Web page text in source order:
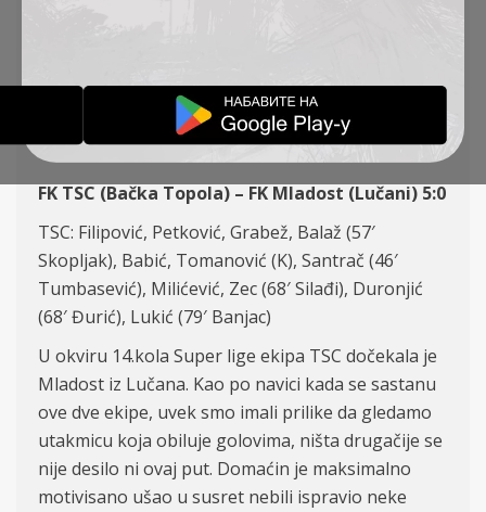
09-11-2020
FK TSC (Bačka Topola) – FK Mladost (Lučani) 5:0
TSC: Filipović, Petković, Grabež, Balaž (57′
Skopljak), Babić, Tomanović (K), Santrač (46′
Tumbasević), Milićević, Zec (68′ Silađi), Duronjić
(68′ Đurić), Lukić (79′ Banjac)
U okviru 14.kola Super lige ekipa TSC dočekala je
Mladost iz Lučana. Kao po navici kada se sastanu
ove dve ekipe, uvek smo imali prilike da gledamo
utakmicu koja obiluje golovima, ništa drugačije se
nije desilo ni ovaj put. Domaćin je maksimalno
motivisano ušao u susret nebili ispravio neke